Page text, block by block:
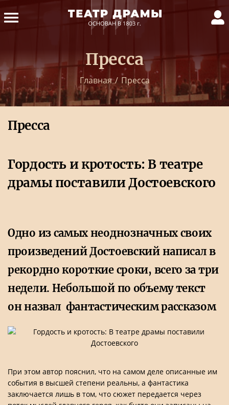
Пресса
Главная / Пресса
Пресса
Гордость и кротость: В театре
драмы поставили Достоевского
Одно из самых неоднозначных своих
произведений Достоевский написал в
рекордно короткие сроки, всего за три
недели. Небольшой по объему текст
он назвал фантастическим рассказом
При этом автор пояснил, что на самом деле описанные им
события в высшей степени реальны, а фантастика
заключается лишь в том, что сюжет передается через